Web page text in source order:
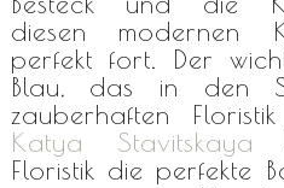
diesen modernen
perfekt fort. Der
Blau, das in den
zauberhaften
Katya Stavitskaya
Floristik die perfekte